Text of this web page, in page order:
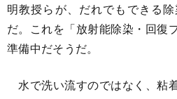
明教授らが、だれでもできる
だ。これを「放射能除染・回復
準備中だそうだ。
水で洗い流すのではなく、粘